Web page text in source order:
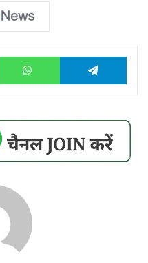
WhatsApp